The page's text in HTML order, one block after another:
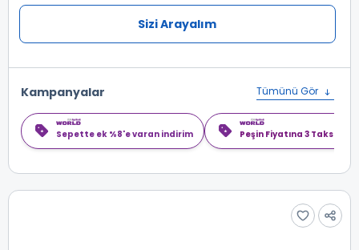
Sizi Arayalım
Kampanyalar Tümünü Gör
Sepette ek %8'e varan indirim Peşin Fiyatına 3 Taksit